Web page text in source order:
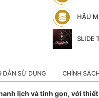
HẬU
SLIDE
DẪN SỬ DỤNG CHÍNH
lịch và tinh gọn, với